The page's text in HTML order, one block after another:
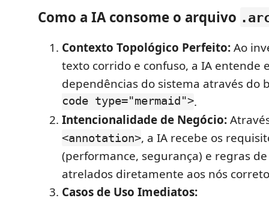
Como a IA consome o arquivo
Contexto Topológico Perfeito:Ao
texto corrido e confuso, a IA entende
dependências do sistema através do
code type="mermaid">.
Intencionalidade de Negócio:
<annotation>, a IA recebe os
(performance, segurança) e regras
atrelados diretamente aos nós
Casos de Uso Imediatos: